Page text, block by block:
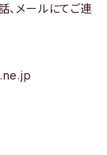
、メールにてご連